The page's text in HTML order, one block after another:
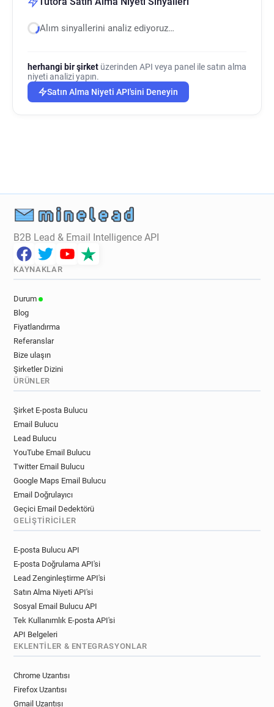
Alım sinyallerini analiz ediyoruz…
herhangi bir şirket üzerinden API veya panel ile satın alma
niyeti analizi yapın.
Satın Alma Niyeti API'sini Deneyin
B2B Lead & Email Intelligence API
KAYNAKLAR
Durum
Blog
Fiyatlandırma
Referanslar
Bize ulaşın
Şirketler Dizini
ÜRÜNLER
Şirket E-posta Bulucu
Email Bulucu
Lead Bulucu
YouTube Email Bulucu
Twitter Email Bulucu
Google Maps Email Bulucu
Email Doğrulayıcı
Geçici Email Dedektörü
GELIŞTIRICILER
E-posta Bulucu API
E-posta Doğrulama API'si
Lead Zenginleştirme API'si
Satın Alma Niyeti API'si
Sosyal Email Bulucu API
Tek Kullanımlık E-posta API'si
API Belgeleri
EKLENTILER & ENTEGRASYONLAR
Chrome Uzantısı
Firefox Uzantısı
Gmail Uzantısı